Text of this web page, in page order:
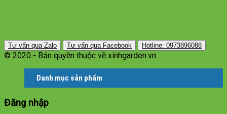
Tư vấn qua Zalo Tư vấn qua Facebook Hotline: 0973896088
© 2020 - Bản quyền thuộc về xinhgarden.vn
Danh mục sản phẩm
Đăng nhập